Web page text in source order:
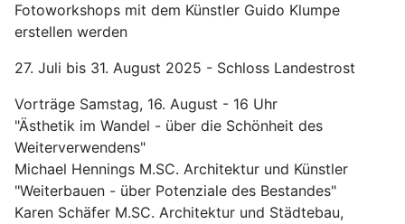
Fotoworkshops mit dem Künstler Guido Klumpe
erstellen werden
27. Juli bis 31. August 2025 - Schloss Landestrost
Vorträge Samstag, 16. August - 16 Uhr
"Ästhetik im Wandel - über die Schönheit des
Weiterverwendens"
Michael Hennings M.SC. Architektur und Künstler
"Weiterbauen - über Potenziale des Bestandes"
Karen Schäfer M.SC. Architektur und Städtebau,